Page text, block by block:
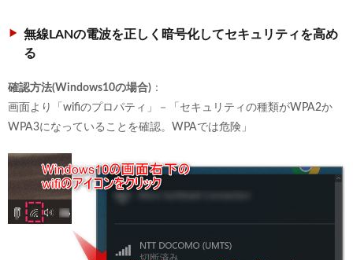
無線LANの電波を正しく暗号化してセキュリティを高め
る
確認方法(Windows10の場合) ：
画面より「wifiのプロパティ」－「セキュリティの種類がWPA2か
WPA3になっていることを確認。WPAでは危険」